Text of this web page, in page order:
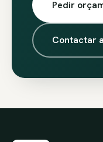
Pedir
Contactar